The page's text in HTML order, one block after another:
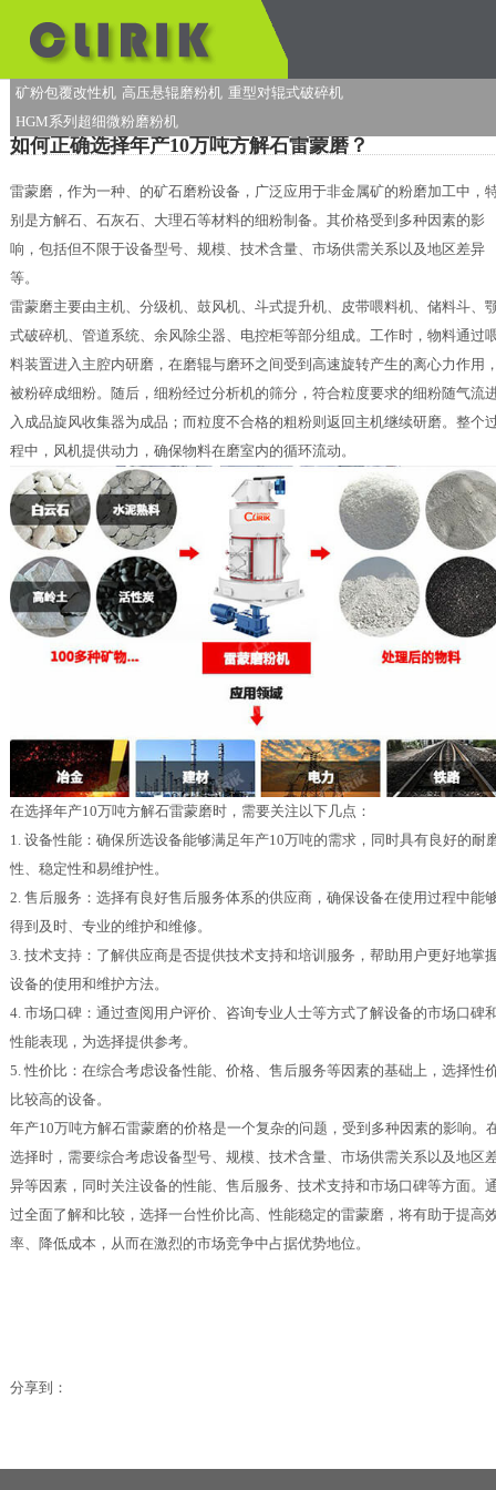
矿粉包覆改性机 高压悬辊磨粉机 重型对辊式破碎机
HGM系列超细微粉磨粉机
如何正确选择年产10万吨方解石雷蒙磨？
雷蒙磨，作为一种、的矿石磨粉设备，广泛应用于非金属矿的粉磨加工中，
别是方解石、石灰石、大理石等材料的细粉制备。其价格受到多种因素的影
响，包括但不限于设备型号、规模、技术含量、市场供需关系以及地区差异
等。
雷蒙磨主要由主机、分级机、鼓风机、斗式提升机、皮带喂料机、储料斗、
式破碎机、管道系统、余风除尘器、电控柜等部分组成。工作时，物料通过
料装置进入主腔内研磨，在磨辊与磨环之间受到高速旋转产生的离心力作用
被粉碎成细粉。随后，细粉经过分析机的筛分，符合粒度要求的细粉随气流
入成品旋风收集器为成品；而粒度不合格的粗粉则返回主机继续研磨。整个
程中，风机提供动力，确保物料在磨室内的循环流动。
在选择年产10万吨方解石雷蒙磨时，需要关注以下几点：
1. 设备性能：确保所选设备能够满足年产10万吨的需求，同时具有良好的耐
性、稳定性和易维护性。
2. 售后服务：选择有良好售后服务体系的供应商，确保设备在使用过程中能
得到及时、专业的维护和维修。
3. 技术支持：了解供应商是否提供技术支持和培训服务，帮助用户更好地掌
设备的使用和维护方法。
4. 市场口碑：通过查阅用户评价、咨询专业人士等方式了解设备的市场口碑
性能表现，为选择提供参考。
5. 性价比：在综合考虑设备性能、价格、售后服务等因素的基础上，选择性
比较高的设备。
年产10万吨方解石雷蒙磨的价格是一个复杂的问题，受到多种因素的影响。
选择时，需要综合考虑设备型号、规模、技术含量、市场供需关系以及地区
异等因素，同时关注设备的性能、售后服务、技术支持和市场口碑等方面。
过全面了解和比较，选择一台性价比高、性能稳定的雷蒙磨，将有助于提高
率、降低成本，从而在激烈的市场竞争中占据优势地位。
分享到：